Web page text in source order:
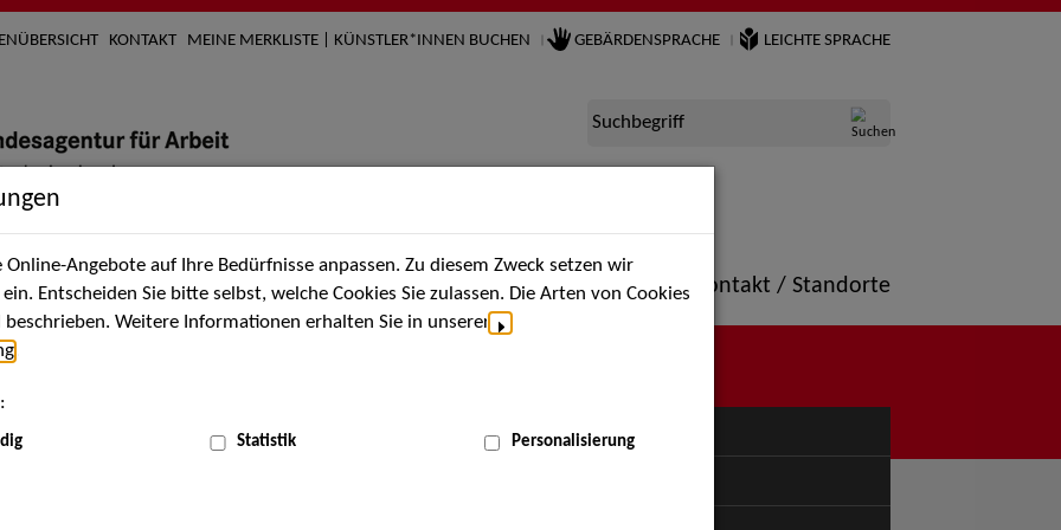
KONTAKT MEINE MERKLISTE | KÜNSTLER*INNEN BUCHEN GEBÄRDENSPRACHE LEICHTE SPRACHE
Suchbegriff
Künstler*innen Über uns Aktuelles Termine Portfolio Kontakt / Standorte
MENÜ
Angebote auf Ihre Bedürfnisse anpassen. Zu diesem Zweck setzen wir
Entscheiden Sie bitte selbst, welche Cookies Sie zulassen. Die Arten von Cookies
Weitere Informationen erhalten Sie in unserer
Statistik Personalisierung